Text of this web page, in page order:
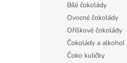
Bílé čokolády
Ovocné čokolády
Oříškové čokolády
Čokolády a alkohol
Čoko kuličky